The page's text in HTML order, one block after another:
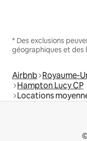
* Des exclusions
géographiques et des
Airbnb Royaume-
Hampton Lucy CP
Locations